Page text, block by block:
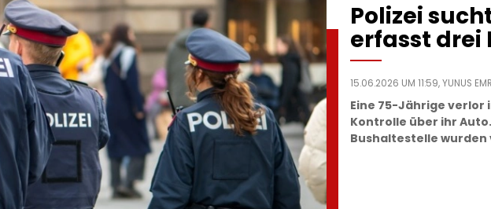
Polizei
erfasst drei
15.06.2026 UM 11:59,YUNUS
Eine 75-Jährige verlor
Kontrolle über ihr
Bushaltestelle